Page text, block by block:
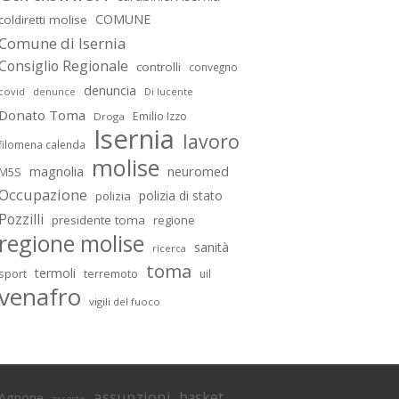
coldiretti molise COMUNE
di Isernia
Regionale controlli convegno
covid denunce denuncia Di lucente
Donato Toma Droga Emilio Izzo
calenda Isernia lavoro
M5S magnolia molise neuromed
polizia polizia di stato
Pozzilli presidente toma regione
regione molise ricerca sanità
sport termoli terremoto toma uil
vigili del fuoco